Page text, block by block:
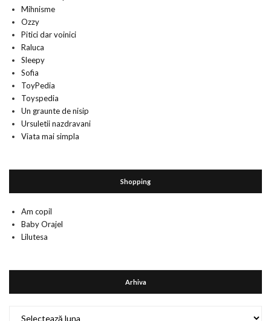
Mihnisme
Ozzy
Pitici dar voinici
Raluca
Sleepy
Sofia
ToyPedia
Toyspedia
Un graunte de nisip
Ursuletii nazdravani
Viata mai simpla
Shopping
Am copil
Baby Orajel
Lilutesa
Arhiva